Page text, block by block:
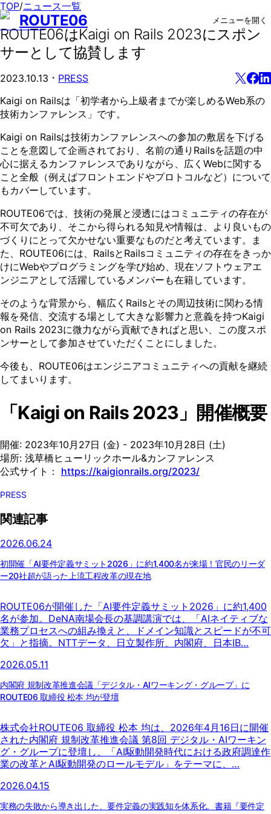
ROUTE06 メニューを開く
TOP/ニュース一覧
ROUTE06はKaigi on Rails 2023にスポン
サーとして協賛します
2023.10.13 ・ PRESS
Kaigi on Railsは「初学者から上級者までが楽しめるWeb系の
技術カンファレンス」です。
Kaigi on Railsは技術カンファレンスへの参加の敷居を下げる
ことを意図して企画されており、名前の通りRailsを話題の中
心に据えるカンファレンスでありながら、広くWebに関する
こと全般（例えばフロントエンドやプロトコルなど）について
もカバーしています。
ROUTE06では、技術の発展と浸透にはコミュニティの存在が
不可欠であり、そこから得られる知見や情報は、より良いもの
づくりにとって欠かせない重要なものだと考えています。ま
た、ROUTE06には、RailsとRailsコミュニティの存在をきっか
けにWebやプログラミングを学び始め、現在ソフトウェアエ
ンジニアとして活躍しているメンバーも在籍しています。
そのような背景から、幅広くRailsとその周辺技術に関わる情
報を発信、交流する場として大きな影響力と意義を持つKaigi
on Rails 2023に微力ながら貢献できればと思い、この度スポ
ンサーとして参加させていただくことにしました。
今後も、ROUTE06はエンジニアコミュニティへの貢献を継続
してまいります。
「Kaigi on Rails 2023」開催概要
開催: 2023年10月27日 (金) - 2023年10月28日 (土)
場所: 浅草橋ヒューリックホール&カンファレンス
公式サイト： https://kaigionrails.org/2023/
PRESS
関連記事
2026.06.24
初開催「AI要件定義サミット2026」に約1,400名が来場！官民のリーダ
ー20社超が語った上流工程改革の現在地
ROUTE06が開催した「AI要件定義サミット2026」に約1,400
名が参加。DeNA南場会長の基調講演では、「AIネイティブな
業務プロセスへの組み換えと、ドメイン知識とスピードが不可
欠」と指摘。NTTデータ、日立製作所、内閣府、日本IB…
2026.05.11
内閣府 規制改革推進会議「デジタル・AIワーキング・グループ」に
ROUTE06 取締役 松本 均が登壇
株式会社ROUTE06 取締役 松本 均は、2026年4月16日に開催
された内閣府 規制改革推進会議 第8回 デジタル・AIワーキン
グ・グループに登壇し、「AI駆動開発時代における政府調達作
業の改革とAI駆動開発のロールモデル」をテーマに、…
2026.04.15
実務の失敗から導き出した、要件定義の実践知を体系化。書籍『要件定